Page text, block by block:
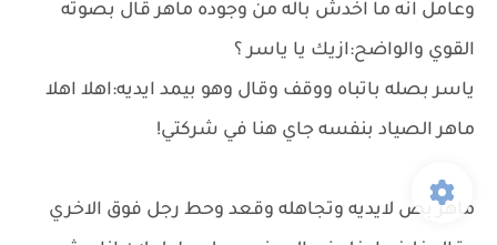
وعامل انه ما اخدش باله من وجوده ماهر قال بصوته
القوي والواضح:ازيك يا ياسر ؟
ياسر بصله باتباه ووقف وقال وهو بيمد ايديه:اهلا اهلا
ماهر الصياد بنفسه جاي هنا في شركتي!
ماهر بص لايديه وتجاهله وقعد وحط رجل فوق الاخري